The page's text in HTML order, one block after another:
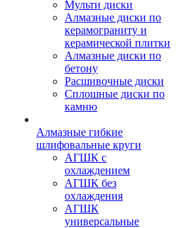
Мульти диски
Алмазные диски по
керамограниту и
керамической плитки
Алмазные диски по
бетону
Расшивочные диски
Сплошные диски по
камню
Алмазные гибкие
шлифовальные круги
АГШК с
охлаждением
АГШК без
охлаждения
АГШК
универсальные